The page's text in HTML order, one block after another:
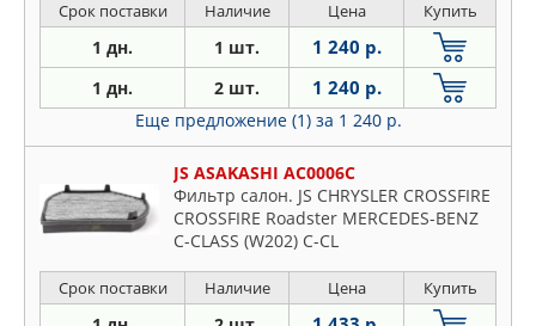
Срок поставки Наличие Цена Купить
1 дн. 1 шт. 1 240 р.
1 дн. 2 шт. 1 240 р.
Еще предложение (1) за 1 240 р.
JS ASAKASHI AC0006C
Фильтр салон. JS CHRYSLER CROSSFIRE
CROSSFIRE Roadster MERCEDES-BENZ
C-CLASS (W202) C-CL
Срок поставки Наличие Цена Купить